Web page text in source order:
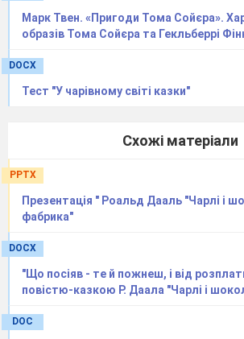
Марк Твен. «Пригоди Тома Сойєра».
образів Тома Сойєра та Гекльберрі
DOCX
Тест "У чарівному світі казки"
Схожі матеріали
PPTX
Презентація " Роальд Дааль "Чарлі і
фабрика"
DOCX
"Що посіяв - те й пожнеш, і від
повістю-казкою Р. Даала "Чарлі і
DOC